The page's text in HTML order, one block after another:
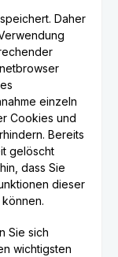
Daher
einzeln
Cookies und
Bereits
gelöscht
dass Sie
dieser
Sie sich
wichtigsten